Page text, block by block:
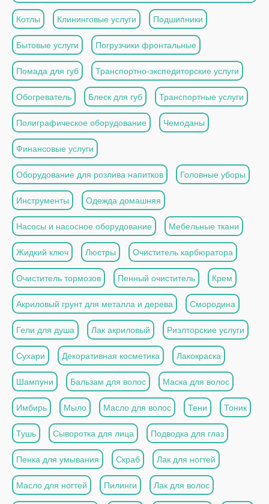
Котлы Клининговые услуги Подшипники
Бытовые услуги Погрузчики фронтальные
Помада для губ Транспортно-экспедиторские услуги
Обогреватель Блеск для губ Транспортные услуги
Полиграфическое оборудование Чемоданы
Финансовые услуги
Оборудование для розлива напитков Головные уборы
Инструменты Одежда домашняя
Насосы и насосное оборудование Мебельные ткани
Жидкий ключ Люстры Очиститель карбюратора
Очиститель тормозов Пенный очиститель Крем
Акриловый грунт для металла и дерева Смородина
Гели для душа Лак акриловый Риэлторские услуги
Сухари Декоративная косметика Лакокраска
Шампуни Бальзам для волос Маска для волос
Имбирь Мыло Масло для волос Тени Тоник
Тушь Сыворотка для лица Подводка для глаз
Пенка для умывания Скраб Лак для ногтей
Масло для ногтей Пилинги Лак для волос